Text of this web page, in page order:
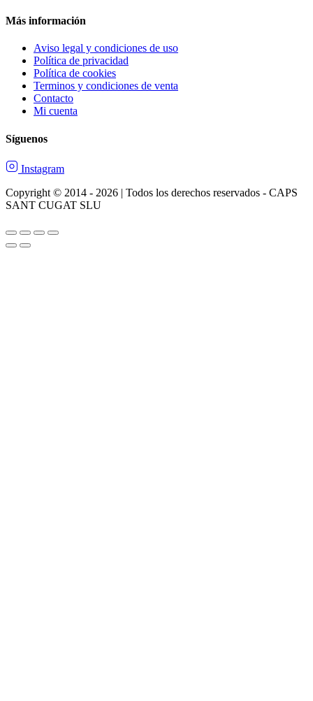
Más información
Aviso legal y condiciones de uso
Política de privacidad
Política de cookies
Terminos y condiciones de venta
Contacto
Mi cuenta
Síguenos
Instagram
Copyright © 2014 - 2026 | Todos los derechos reservados - CAPS
SANT CUGAT SLU